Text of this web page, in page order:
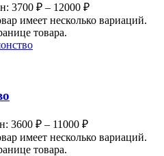
3700 ₽ – 12000 ₽
имеет несколько вариаций.
товара.
3600 ₽ – 11000 ₽
имеет несколько вариаций.
товара.